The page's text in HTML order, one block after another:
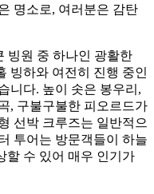
명소로, 여러분은 감탄
빙원 중 하나인 광활한
빙하와 여전히 진행 중인
니다. 높이 솟은 봉우리,
, 구불구불한 피오르드가
선박 크루즈는 일반적으
투어는 방문객들이 하늘
할 수 있어 매우 인기가